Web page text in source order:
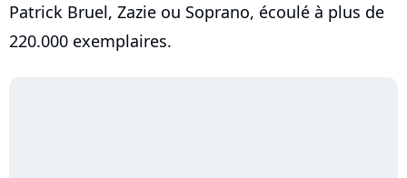
Patrick Bruel, Zazie ou Soprano, écoulé à plus de
220.000 exemplaires.